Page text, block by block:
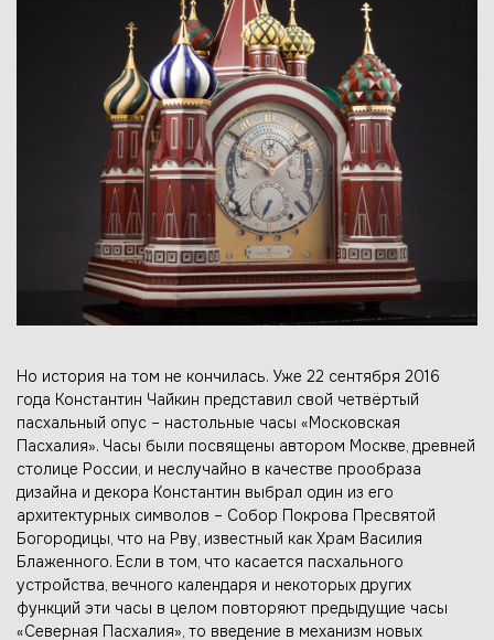
Но история на том не кончилась. Уже 22 сентября 2016
года Константин Чайкин представил свой четвёртый
пасхальный опус – настольные часы «Московская
Пасхалия». Часы были посвящены автором Москве, древней
столице России, и неслучайно в качестве прообраза
дизайна и декора Константин выбрал один из его
архитектурных символов – Собор Покрова Пресвятой
Богородицы, что на Рву, известный как Храм Василия
Блаженного. Если в том, что касается пасхального
устройства, вечного календаря и некоторых других
функций эти часы в целом повторяют предыдущие часы
«Северная Пасхалия», то введение в механизм новых